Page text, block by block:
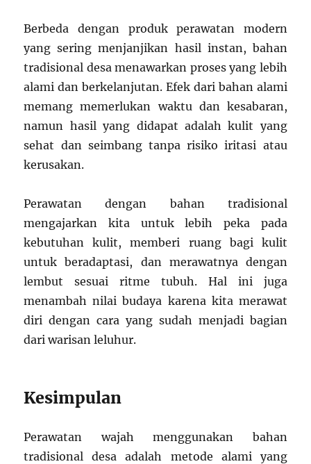
Berbeda dengan produk perawatan modern
yang sering menjanjikan hasil instan, bahan
tradisional desa menawarkan proses yang lebih
alami dan berkelanjutan. Efek dari bahan alami
memang memerlukan waktu dan kesabaran,
namun hasil yang didapat adalah kulit yang
sehat dan seimbang tanpa risiko iritasi atau
kerusakan.
Perawatan dengan bahan tradisional
mengajarkan kita untuk lebih peka pada
kebutuhan kulit, memberi ruang bagi kulit
untuk beradaptasi, dan merawatnya dengan
lembut sesuai ritme tubuh. Hal ini juga
menambah nilai budaya karena kita merawat
diri dengan cara yang sudah menjadi bagian
dari warisan leluhur.
Kesimpulan
Perawatan wajah menggunakan bahan
tradisional desa adalah metode alami yang